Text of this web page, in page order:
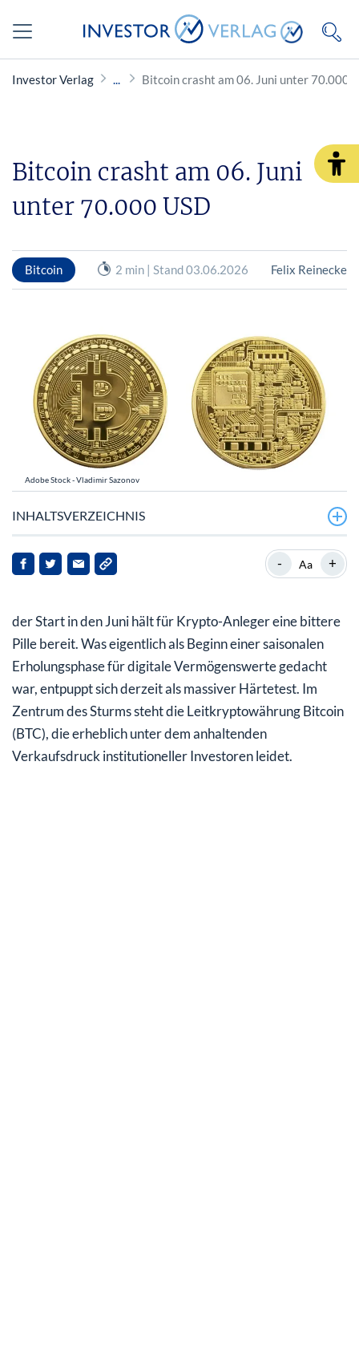
Investor Verlag Bitcoin crasht am 06. Juni unter 70.000
Bitcoin crasht am 06. Juni
unter 70.000 USD
Bitcoin 2 min | Stand 03.06.2026 Felix Reinecke
Adobe Stock - Vladimir Sazonov
INHALTSVERZEICHNIS
Rekord-Abflüsse: Institutionelle Anleger ziehen die
Reißleine
70.000 USD
Ausblick für die Krypto-Erholung: Die magische 78.000-
Dollar-Hürde
Fazit: Was ist jetzt wichtig für Anleger?
- Aa +
der Start in den Juni hält für Krypto-Anleger eine bittere
Pille bereit. Was eigentlich als Beginn einer saisonalen
Erholungsphase für digitale Vermögenswerte gedacht
war, entpuppt sich derzeit als massiver Härtetest. Im
Zentrum des Sturms steht die Leitkryptowährung Bitcoin
(BTC), die erheblich unter dem anhaltenden
Verkaufsdruck institutioneller Investoren leidet.